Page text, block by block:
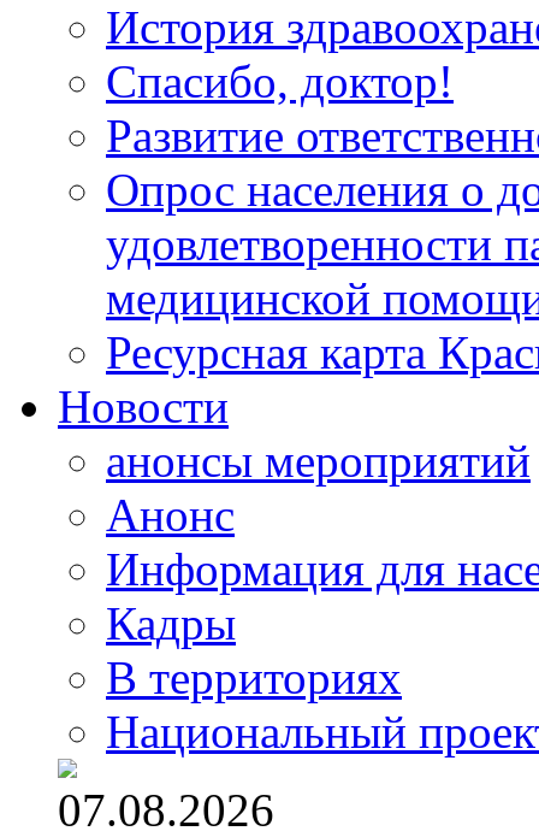
История
Спасибо, доктор!
Развитие
Опрос населения о
удовлетворенности
медицинской
Ресурсная карта
Новости
анонсы мероприятий
Анонс
Информация для
Кадры
В территориях
Национальный
07.08.2026